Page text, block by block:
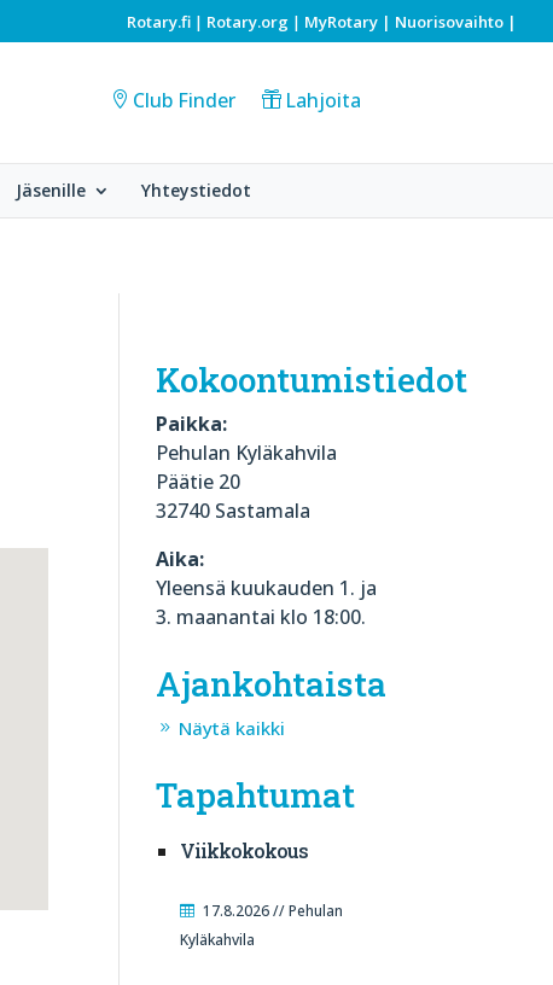
Rotary.fi | Rotary.org | MyRotary | Nuorisovaihto |
Club Finder Lahjoita
Jäsenille Yhteystiedot
Kokoontumistiedot
Paikka:
Pehulan Kyläkahvila
Päätie 20
32740 Sastamala
Aika:
Yleensä kuukauden 1. ja
3. maanantai klo 18:00.
Ajankohtaista
Näytä kaikki
Tapahtumat
Viikkokokous
17.8.2026 // Pehulan
Kyläkahvila